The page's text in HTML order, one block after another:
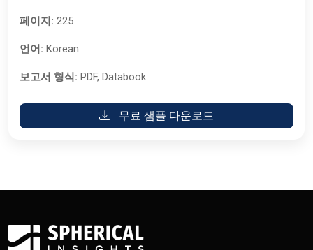
페이지: 225
언어: Korean
보고서 형식: PDF, Databook
무료 샘플 다운로드